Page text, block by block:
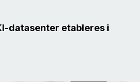
datasenter etableres i